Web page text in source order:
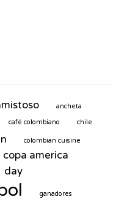
ancheta
café colombiano chile
colombian cuisine
copa america
day
ganadores